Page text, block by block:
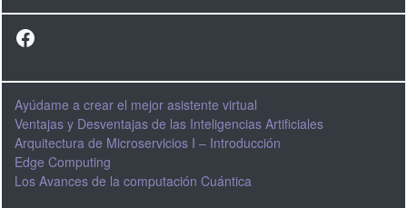
Facebook
Ayúdame a crear el mejor asistente virtual
Ventajas y Desventajas de las Inteligencias Artificiales
Arquitectura de Microservicios I – Introducción
Edge Computing
Los Avances de la computación Cuántica